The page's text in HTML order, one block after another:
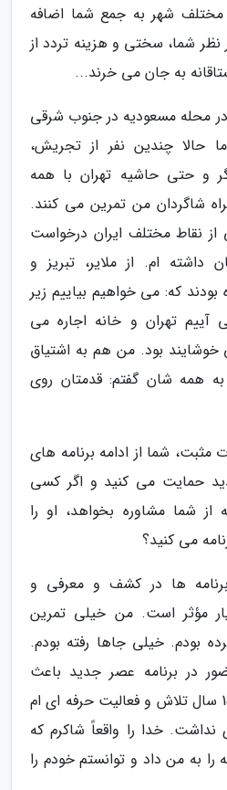
مختلف شهر به جمع شما اضافه
نظر شما، سختی و هزینه تردد از
به جان می خرند...
محله مسعودیه در جنوب شرقی
حالا چندین نفر از تجریش،
و حتی حاشیه تهران با همه
شاگردان من تمرین می کنند.
نقاط مختلف ایران درخواست
داشته ام. از ملایر، تبریز و
بودند که: می خواهیم بیاییم زیر
آییم تهران و خانه اجاره می
بود. من هم به اشتیاق
همه شان گفتم: قدمتان روی
مثبت، شما از ادامه برنامه های
حمایت می کنید و اگر کسی
از شما مشاوره بخواهد، او را
می کنید؟
ها در کشف و معرفی و
مؤثر است. من خیلی تمرین
بودم. خیلی جاها رفته بودم.
3 نوبت حضور در برنامه عصر جدید باعث
معرفی من به مردم شد، 15 سال تلاش و فعالیت حرفه ای ام
خدا را واقعاً شاکرم که
به من داد و توانستم خودم را